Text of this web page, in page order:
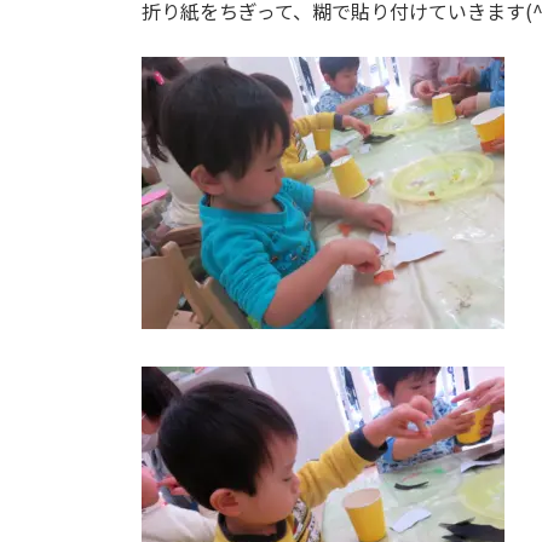
折り紙をちぎって、糊で貼り付けていきま